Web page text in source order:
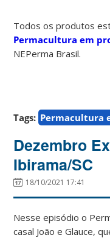
Todos os produtos
Permacultura em
NEPerma Brasil.
Tags: Permacultura
Dezembro
Ibirama/SC
18/10/2021 17:41
Nesse episódio o
casal João e Glauce,